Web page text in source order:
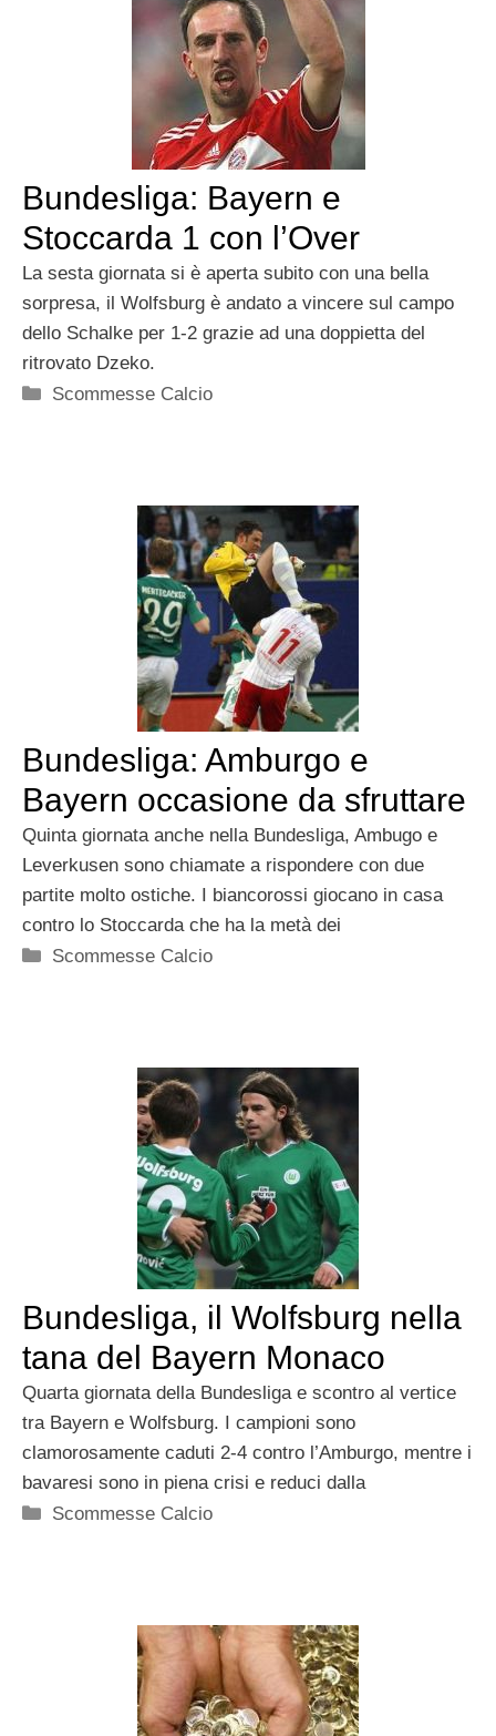
Bundesliga: Bayern e
Stoccarda 1 con l’Over
La sesta giornata si è aperta subito con una bella
sorpresa, il Wolfsburg è andato a vincere sul campo
dello Schalke per 1-2 grazie ad una doppietta del
ritrovato Dzeko.
Categorie
Scommesse Calcio
Bundesliga: Amburgo e
Bayern occasione da sfruttare
Quinta giornata anche nella Bundesliga, Ambugo e
Leverkusen sono chiamate a rispondere con due
partite molto ostiche. I biancorossi giocano in casa
contro lo Stoccarda che ha la metà dei
Categorie
Scommesse Calcio
Bundesliga, il Wolfsburg nella
tana del Bayern Monaco
Quarta giornata della Bundesliga e scontro al vertice
tra Bayern e Wolfsburg. I campioni sono
clamorosamente caduti 2-4 contro l’Amburgo, mentre i
bavaresi sono in piena crisi e reduci dalla
Categorie
Scommesse Calcio